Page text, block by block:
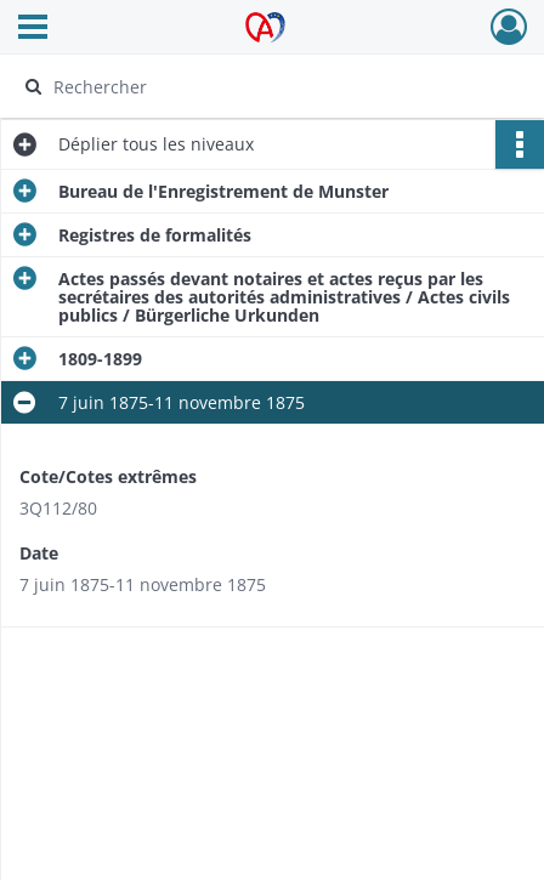
Archives Alsace - Colmar
Ouvrir le menu déroulant
Déplier tous les niveaux
Bureau de l'Enregistrement de Munster
Registres de formalités
Actes passés devant notaires et actes reçus par les
secrétaires des autorités administratives / Actes civils
publics / Bürgerliche Urkunden
1809-1899
7 juin 1875-11 novembre 1875
Cote/Cotes extrêmes
3Q112/80
Date
7 juin 1875-11 novembre 1875